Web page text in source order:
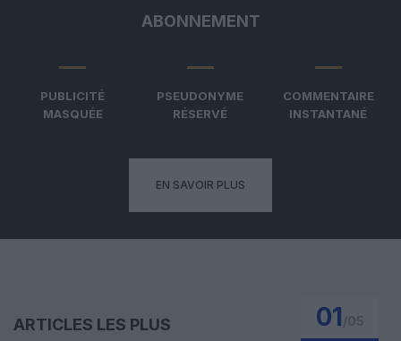
ABONNEMENT
PUBLICITÉ
MASQUÉE
PSEUDONYME
RÉSERVÉ
COMMENTAIRE
INSTANTANÉ
EN SAVOIR PLUS
ARTICLES LES PLUS
01